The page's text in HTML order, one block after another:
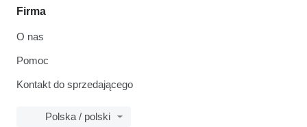
Firma
O nas
Pomoc
Kontakt do sprzedającego
Polska / polski